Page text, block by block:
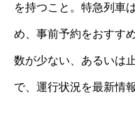
を持つこと。特急列車
め、事前予約をおすす
数が少ない、あるいは
で、運行状況を最新情